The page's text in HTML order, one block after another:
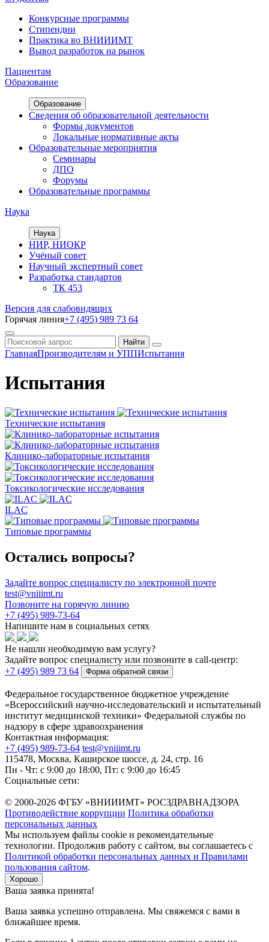
Конкурсные программы
Стипендии
Практика во ВНИИИМТ
Вывод разработок на рынок
Пациентам
Образование
Образование
Сведения об образовательной деятельности
Формы документов
Локальные нормативные акты
Образовательные мероприятия
Семинары
ДПО
Форумы
Образовательные программы
Наука
Наука
НИР, НИОКР
Учёный совет
Научный экспертный совет
Разработка стандартов
ТК 453
Версия для слабовидящих
Горячая линия+7 (495) 989 73 64
ГлавнаяПроизводителям и УППИспытания
Испытания
Технические испытания
Клинико-лабораторные испытания
Токсикологические исследования
ILAC
Типовые программы
Остались вопросы?
Задайте вопрос специалисту по электронной почте
test@vniiimt.ru
Позвоните на горячую линию
+7 (495) 989-73-64
Напишите нам в социальных сетях
Не нашли необходимую вам услугу?
Задайте вопрос специалисту или позвоните в call-центр:
+7 (495) 989 73 64
Форма обратной связи
Федеральное государственное бюджетное учреждение
«Всероссийский научно-исследовательский и испытательный
институт медицинской техники» Федеральной службы по
надзору в сфере здравоохранения
Контактная информация:
+7 (495) 989-73-64 test@vniiimt.ru
115478, Москва, Каширское шоссе, д. 24, стр. 16
Пн - Чт: с 9:00 до 18:00, Пт: с 9:00 до 16:45
Социальные сети:
© 2000-2026 ФГБУ «ВНИИИМТ» РОСЗДРАВНАДЗОРА
Противодействие коррупции Политика обработки
персональных данных
Мы используем файлы cookie и рекомендательные
технологии. Продолжив работу с сайтом, вы соглашаетесь с
Политикой обработки персональных данных и Правилами
пользования сайтом.
Хорошо
Ваша заявка принята!
Ваша заявка успешно отправлена. Мы свяжемся с вами в
ближайшее время.